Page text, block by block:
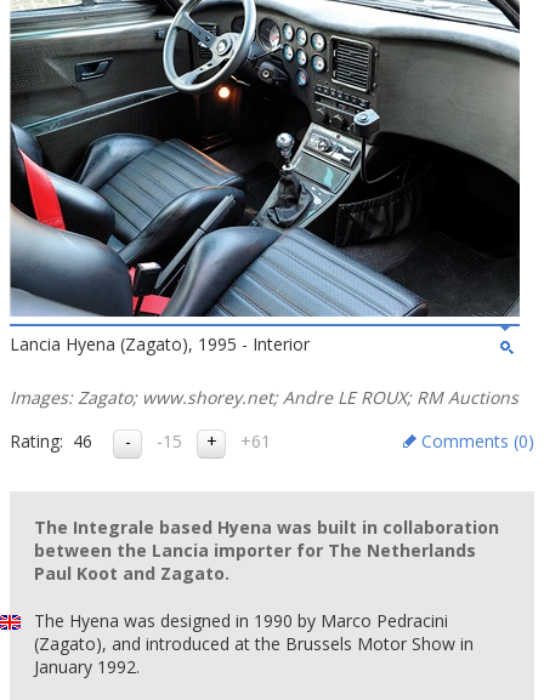
Lancia Hyena (Zagato), 1995 - Interior
Images: Zagato; www.shorey.net; Andre LE ROUX; RM Auctions
Rating: 46 -15 +61 Comments (0)
The Integrale based Hyena was built in collaboration
between the Lancia importer for The Netherlands
Paul Koot and Zagato.
The Hyena was designed in 1990 by Marco Pedracini
(Zagato), and introduced at the Brussels Motor Show in
January 1992.